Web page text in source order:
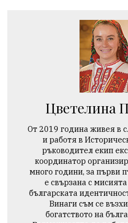
Цветелина
От 2019 година живея в
и работя в
ръководител екип
координатор
много години, за първи
е свързана с
българската
Винаги съм се
богатството на